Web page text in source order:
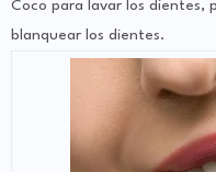
Coco para lavar los dientes,
blanquear los dientes.